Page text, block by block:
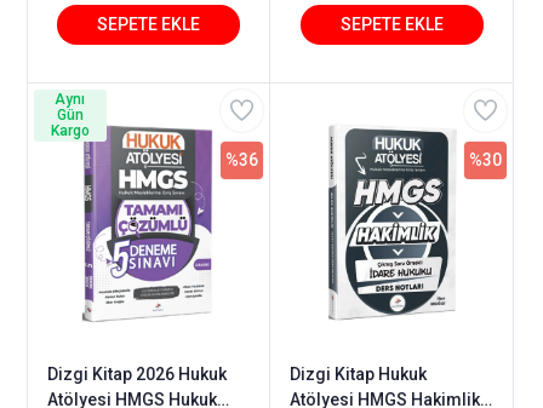
Kitap
Dizgi Kitap 2026 Hukuk
Atölyesi HMGS Hukuk
%36
Aynı
Gün
Kargo
Dizgi Kitap Hukuk
Atölyesi HMGS Hakimlik
%30